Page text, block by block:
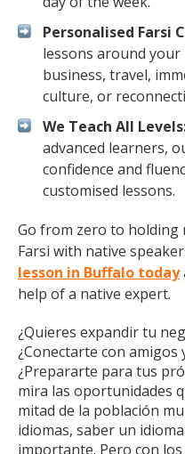
Personalised Farsi
lessons around
business, travel,
culture, or
We Teach All
advanced learners,
confidence and
customised lessons.
Go from zero to holding
Farsi with native
lesson in Buffalo today
help of a native expert.
¿Quieres expandir tu
¿Conectarte con
¿Prepararte para tus
mira las oportunidades
mitad de la población
idiomas, saber un
importante. Pero con